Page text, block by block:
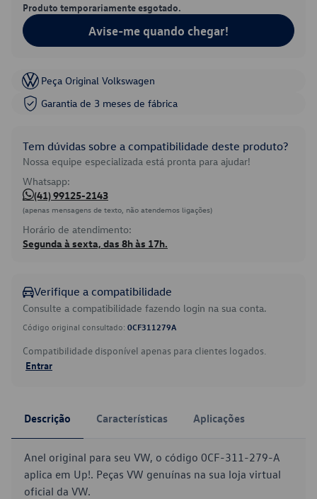
Produto temporariamente esgotado.
Avise-me quando chegar!
Peça Original Volkswagen
Garantia de 3 meses de fábrica
Tem dúvidas sobre a compatibilidade deste produto?
Nossa equipe especializada está pronta para ajudar!
Whatsapp:
(41) 99125-2143
(apenas mensagens de texto, não atendemos ligações)
Horário de atendimento:
Segunda à sexta, das 8h às 17h.
Verifique a compatibilidade
Consulte a compatibilidade fazendo login na sua conta.
Código original consultado: 0CF311279A
Compatibilidade disponível apenas para clientes logados.
Entrar
Descrição Características Aplicações
Anel original para seu VW, o código 0CF-311-279-A
aplica em Up!. Peças VW genuínas na sua loja virtual
oficial da VW.